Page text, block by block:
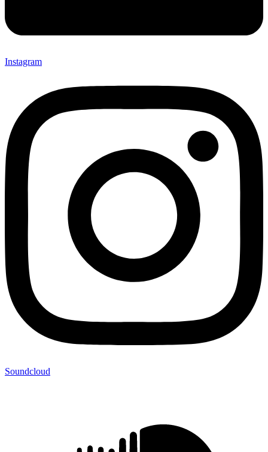
Instagram
Soundcloud